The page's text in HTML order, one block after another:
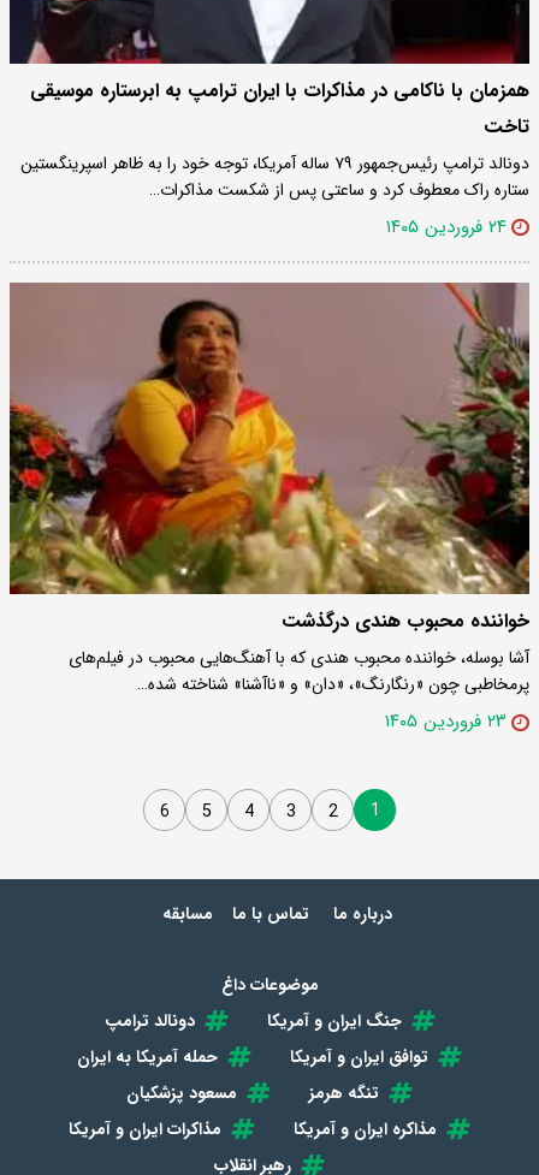
همزمان با ناکامی در مذاکرات با ایران ترامپ به ابرستاره موسیقی
تاخت
دونالد ترامپ رئیس‌جمهور ۷۹ ساله آمریکا، توجه خود را به ظاهر اسپرینگستین
ستاره راک معطوف کرد و ساعتی پس از شکست مذاکرات…
۲۴ فروردین ۱۴۰۵
خواننده محبوب هندی درگذشت
آشا بوسله، خواننده محبوب هندی که با آهنگ‌هایی محبوب در فیلم‌های
پرمخاطبی چون «رنگارنگ»، «دان» و «ناآشنا» شناخته شده…
۲۳ فروردین ۱۴۰۵
1
2
3
4
5
6
درباره ما تماس با ما مسابقه
موضوعات داغ
جنگ ایران و آمریکا
دونالد ترامپ
توافق ایران و آمریکا
حمله آمریکا به ایران
تنگه هرمز
مسعود پزشکیان
مذاکره ایران و آمریکا
مذاکرات ایران و آمریکا
رهبر انقلاب